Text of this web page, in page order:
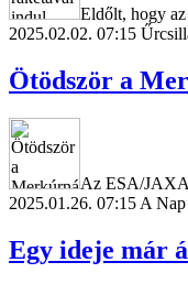
Eldőlt, hogy
2025.02.02. 07:15
Ötödször a
Az ESA/JAXA
2025.01.26. 07:15 A
Egy ideje már